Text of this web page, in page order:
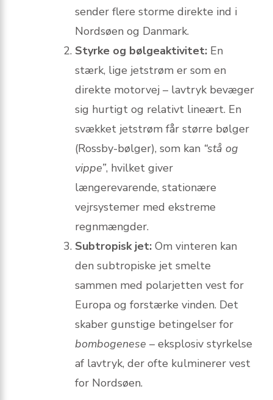
sender flere storme direkte ind i
Nordsøen og Danmark.
Styrke og bølgeaktivitet: En
stærk, lige jetstrøm er som en
direkte motorvej – lavtryk bevæger
sig hurtigt og relativt lineært. En
svækket jetstrøm får større bølger
(Rossby-bølger), som kan “stå og
vippe”, hvilket giver
længerevarende, stationære
vejrsystemer med ekstreme
regnmængder.
Subtropisk jet: Om vinteren kan
den subtropiske jet smelte
sammen med polarjetten vest for
Europa og forstærke vinden. Det
skaber gunstige betingelser for
bombogenese – eksplosiv styrkelse
af lavtryk, der ofte kulminerer vest
for Nordsøen.